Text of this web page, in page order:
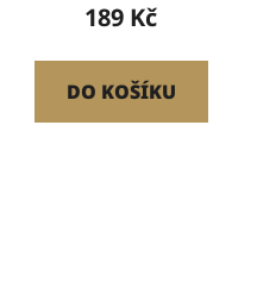
189 Kč
DO KOŠÍKU